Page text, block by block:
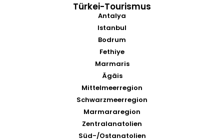
Türkei-Tourismus
Antalya
Istanbul
Bodrum
Fethiye
Marmaris
Ägäis
Mittelmeerregion
Schwarzmeerregion
Marmararegion
Zentralanatolien
Süd-/Ostanatolien